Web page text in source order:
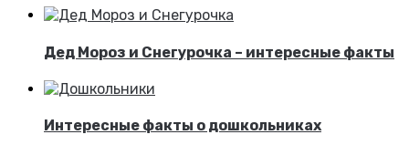
Дед Мороз и Снегурочка – интересные факты
Интересные факты о дошкольниках